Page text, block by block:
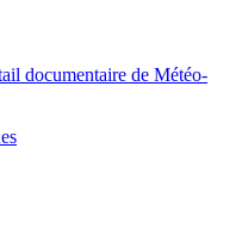
documentaire de Météo-